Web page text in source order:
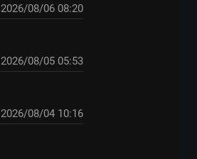
2026/08/06 08:20
2026/08/05 05:53
2026/08/04 10:16